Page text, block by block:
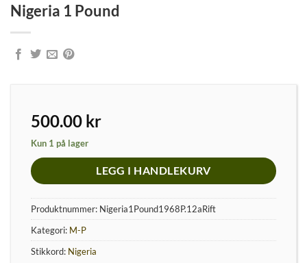
Nigeria 1 Pound
500.00 kr
Kun 1 på lager
LEGG I HANDLEKURV
Produktnummer: Nigeria1Pound1968P.12aRift
Kategori: M-P
Stikkord: Nigeria